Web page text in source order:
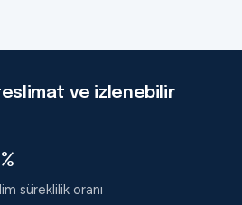
ve izlenebilir
süreklilik oranı